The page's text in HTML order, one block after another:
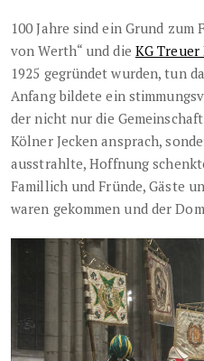
100 Jahre sind ein Grund zum
von Werth“ und die KG
1925 gegründet wurden, tun
Anfang bildete ein
der nicht nur die
Kölner Jecken ansprach,
ausstrahlte, Hoffnung
Famillich und Fründe, Gäste
waren gekommen und der